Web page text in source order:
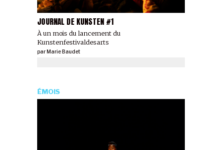
JOURNAL DE KUNSTEN #1
À un mois du lancement du
Kunstenfestivaldesarts
parMarie Baudet
ÉMOIS